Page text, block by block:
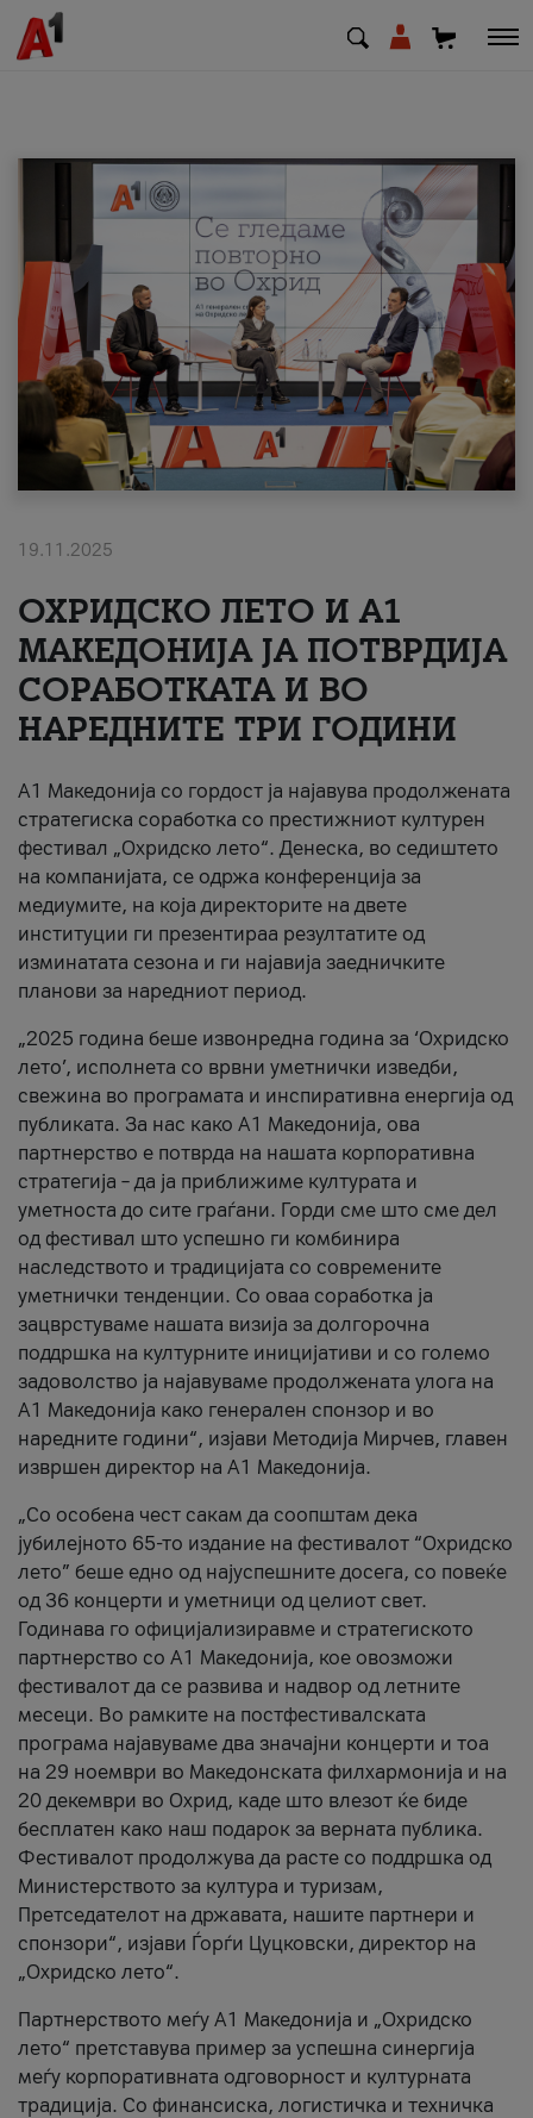
МК SQ
Приватни Деловни
Поддршка
Надополни кредит
#ПодобарОнлајн
19.11.2025
ОХРИДСКО ЛЕТО И A1
МАКЕДОНИЈА ЈА ПОТВРДИЈА
СОРАБОТКАТА И ВО
НАРЕДНИТЕ ТРИ ГОДИНИ
A1 Македонија со гордост ја најавува продолжената
стратегиска соработка со престижниот културен
фестивал „Охридско лето“. Денеска, во седиштето
на компанијата, се одржа конференција за
медиумите, на која директорите на двете
институции ги презентираа резултатите од
изминатата сезона и ги најавија заедничките
планови за наредниот период.
„2025 година беше извонредна година за ‘Охридско
лето’, исполнета со врвни уметнички изведби,
свежина во програмата и инспиративна енергија од
публиката. За нас како A1 Македонија, ова
партнерство е потврда на нашата корпоративна
стратегија – да ја приближиме културата и
уметноста до сите граѓани. Горди сме што сме дел
од фестивал што успешно ги комбинира
наследството и традицијата со современите
уметнички тенденции. Со оваа соработка ја
зацврстуваме нашата визија за долгорочна
поддршка на културните иницијативи и со големо
задоволство ја најавуваме продолжената улога на
A1 Македонија како генерален спонзор и во
наредните години“, изјави Методија Мирчев, главен
извршен директор на A1 Македонија.
„Со особена чест сакам да соопштам дека
јубилејното 65-то издание на фестивалот “Охридско
лето” беше едно од најуспешните досега, со повеќе
од 36 концерти и уметници од целиот свет.
Годинава го официјализиравме и стратегиското
партнерство со А1 Македонија, кое овозможи
фестивалот да се развива и надвор од летните
месеци. Во рамките на постфестивалската
програма најавуваме два значајни концерти и тоа
на 29 ноември во Македонската филхармонија и на
20 декември во Охрид, каде што влезот ќе биде
бесплатен како наш подарок за верната публика.
Фестивалот продолжува да расте со поддршка од
Министерството за култура и туризам,
Претседателот на државата, нашите партнери и
спонзори“, изјави Ѓорѓи Цуцковски, директор на
„Охридско лето“.
Партнерството меѓу A1 Македонија и „Охридско
лето“ претставува пример за успешна синергија
меѓу корпоративната одговорност и културната
традиција. Со финансиска, логистичка и техничка